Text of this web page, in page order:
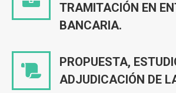
TRAMITACIÓN EN
BANCARIA.
PROPUESTA,
ADJUDICACIÓN DE